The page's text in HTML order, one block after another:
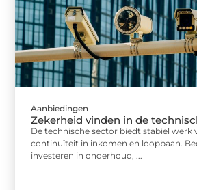
Aanbiedingen
Zekerheid vinden in de
De technische sector biedt stabiel werk
continuïteit in inkomen en loopbaan.
investeren in onderhoud, ...